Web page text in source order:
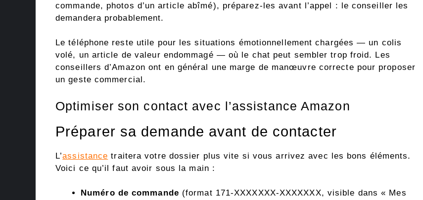
commande, photos d’un article abîmé), préparez-les avant l’appel : le conseiller les
demandera probablement.
Le téléphone reste utile pour les situations émotionnellement chargées — un colis
volé, un article de valeur endommagé — où le chat peut sembler trop froid. Les
conseillers d’Amazon ont en général une marge de manœuvre correcte pour proposer
un geste commercial.
Optimiser son contact avec l’assistance Amazon
Préparer sa demande avant de contacter
L’assistance traitera votre dossier plus vite si vous arrivez avec les bons éléments.
Voici ce qu’il faut avoir sous la main :
Numéro de commande (format 171-XXXXXXX-XXXXXXX, visible dans « Mes